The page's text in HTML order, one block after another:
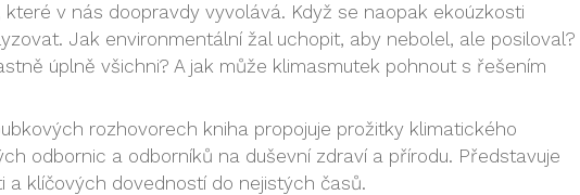
v nás doopravdy vyvolává. Když se naopak ekoúzkosti
Jak environmentální žal uchopit, aby nebolel, ale posiloval?
úplně všichni? A jak může klimasmutek pohnout s řešením
rozhovorech kniha propojuje prožitky klimatického
odbornic a odborníků na duševní zdraví a přírodu. Představuje
a klíčových dovedností do nejistých časů.